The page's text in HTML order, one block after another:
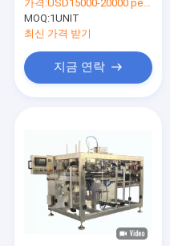
들었습니다
가격:USD15000-20000 per unit
MOQ:1UNIT
최신 가격 받기
지금 연락